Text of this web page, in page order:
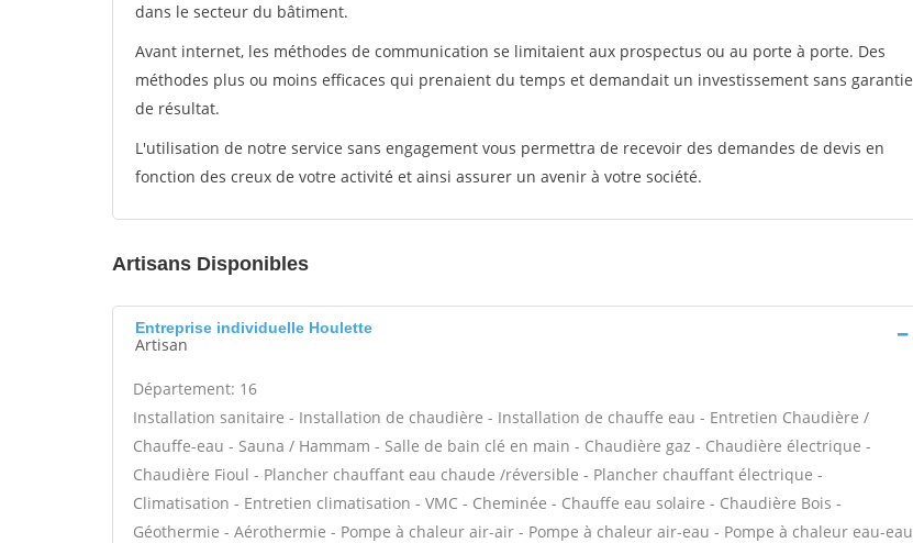
dans le secteur du bâtiment.
Avant internet, les méthodes de communication se limitaient aux prospectus ou au porte à porte. Des
méthodes plus ou moins efficaces qui prenaient du temps et demandait un investissement sans garantie
de résultat.
L'utilisation de notre service sans engagement vous permettra de recevoir des demandes de devis en
fonction des creux de votre activité et ainsi assurer un avenir à votre société.
Artisans Disponibles
Entreprise individuelle Houlette
Artisan
Département: 16
Installation sanitaire - Installation de chaudière - Installation de chauffe eau - Entretien Chaudière /
Chauffe-eau - Sauna / Hammam - Salle de bain clé en main - Chaudière gaz - Chaudière électrique -
Chaudière Fioul - Plancher chauffant eau chaude /réversible - Plancher chauffant électrique -
Climatisation - Entretien climatisation - VMC - Cheminée - Chauffe eau solaire - Chaudière Bois -
Géothermie - Aérothermie - Pompe à chaleur air-air - Pompe à chaleur air-eau - Pompe à chaleur eau-eau